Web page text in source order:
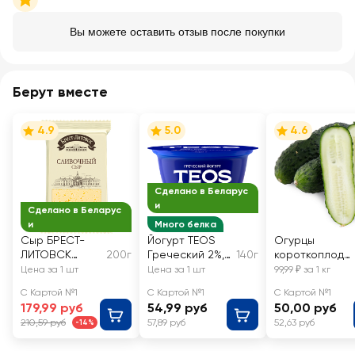
Вы можете оставить отзыв после покупки
Берут вместе
Сделано в Беларус
и
4.9
Сыр БРЕСТ-
ЛИТОВСК
Сливочный
200г
Цена за 1 шт
С Картой №1
179,99 руб
210,59 руб -14%
Сделано в Беларус
и
Много белка
5.0
Йогурт TEOS
Греческий 2%,
без змж
140г
Цена за 1 шт
С Картой №1
54,99 руб
57,89 руб
4.6
Огурцы
короткоплодн
ые грунтовые,
99,99 ₽ за 1 кг
С Картой №1
50,00 руб
52,63 руб